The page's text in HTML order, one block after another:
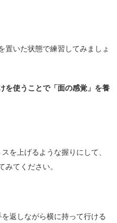
置いた状態で練習してみましょ
を使うことで「面の感覚」を養
を上げるような握りにして、
みてください。
返しながら横に持って行ける